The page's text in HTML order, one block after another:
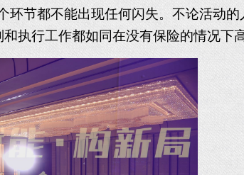
节都不能出现任何闪失。不论活动
执行工作都如同在没有保险的情况下